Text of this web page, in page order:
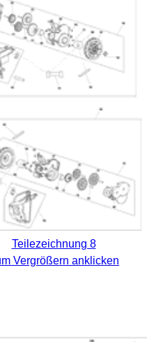
Teilezeichnung 8
Vergrößern anklicken